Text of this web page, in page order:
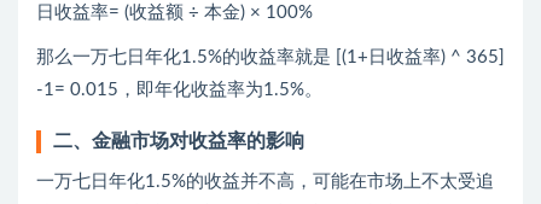
日收益率= (收益额 ÷ 本金) × 100%
那么一万七日年化1.5%的收益率就是 [(1+日收益率) ^ 365]
-1= 0.015，即年化收益率为1.5%。
二、金融市场对收益率的影响
一万七日年化1.5%的收益并不高，可能在市场上不太受追